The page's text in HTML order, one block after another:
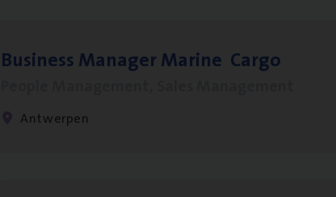
Busi­ness Mana­ger Mari­ne Cargo
Antwerpen